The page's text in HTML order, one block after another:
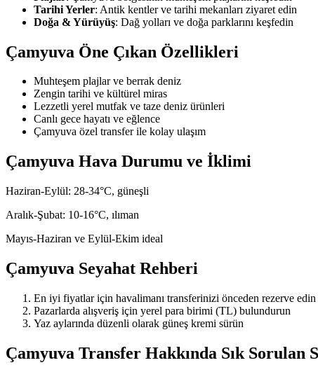
Tarihi Yerler: Antik kentler ve tarihi mekanları ziyaret edin
Doğa & Yürüyüş: Dağ yolları ve doğa parklarını keşfedin
Çamyuva Öne Çıkan Özellikleri
Muhteşem plajlar ve berrak deniz
Zengin tarihi ve kültürel miras
Lezzetli yerel mutfak ve taze deniz ürünleri
Canlı gece hayatı ve eğlence
Çamyuva özel transfer ile kolay ulaşım
Çamyuva Hava Durumu ve İklimi
Haziran-Eylül: 28-34°C, güneşli
Aralık-Şubat: 10-16°C, ılıman
Mayıs-Haziran ve Eylül-Ekim ideal
Çamyuva Seyahat Rehberi
En iyi fiyatlar için havalimanı transferinizi önceden rezerve edin
Pazarlarda alışveriş için yerel para birimi (TL) bulundurun
Yaz aylarında düzenli olarak güneş kremi sürün
Çamyuva Transfer Hakkında Sık Sorulan